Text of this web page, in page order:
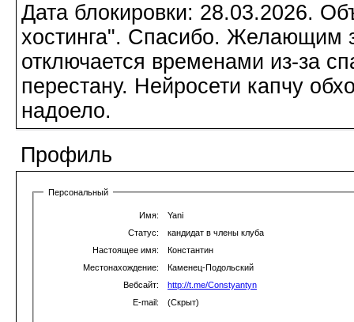
Дата блокировки: 28.03.2026.
хостинга". Спасибо. Желающим
отключается временами из-за
перестану. Нейросети капчу
надоело.
Профиль
Персональный
Имя:
Yani
Статус:
кандидат в члены клуба
Настоящее имя:
Константин
Местонахождение:
Каменец-Подольский
Вебсайт:
http://t.me/Constyantyn
E-mail:
(Скрыт)